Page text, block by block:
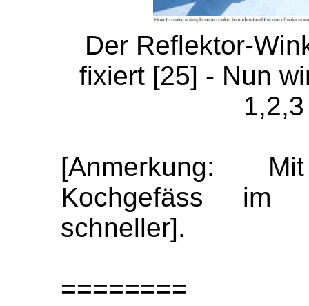
Der Reflektor-
fixiert [25] - Nun
[Anmerkung:
Kochgefäss im
schneller].
========